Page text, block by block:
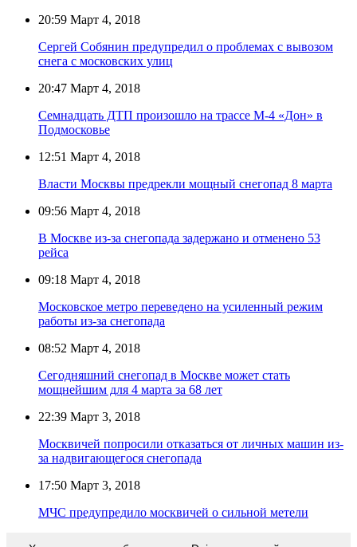
20:59 Март 4, 2018
Сергей Собянин предупредил о проблемах с вывозом
снега с московских улиц
20:47 Март 4, 2018
Семнадцать ДТП произошло на трассе М-4 «Дон» в
Подмосковье
12:51 Март 4, 2018
Власти Москвы предрекли мощный снегопад 8 марта
09:56 Март 4, 2018
В Москве из-за снегопада задержано и отменено 53
рейса
09:18 Март 4, 2018
Московское метро переведено на усиленный режим
работы из-за снегопада
08:52 Март 4, 2018
Сегодняшний снегопад в Москве может стать
мощнейшим для 4 марта за 68 лет
22:39 Март 3, 2018
Москвичей попросили отказаться от личных машин из-
за надвигающегося снегопада
17:50 Март 3, 2018
МЧС предупредило москвичей о сильной метели